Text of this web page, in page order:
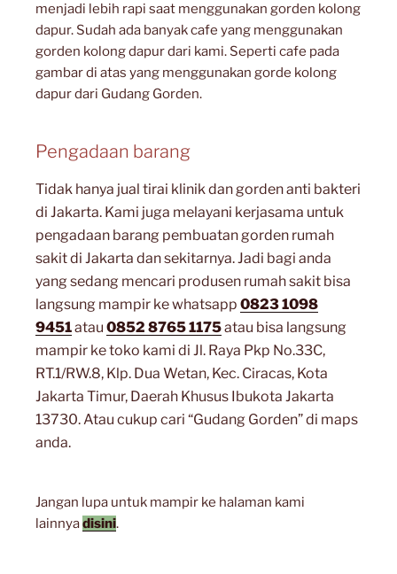
menjadi lebih rapi saat menggunakan gorden kolong
dapur. Sudah ada banyak cafe yang menggunakan
gorden kolong dapur dari kami. Seperti cafe pada
gambar di atas yang menggunakan gorde kolong
dapur dari Gudang Gorden.
Pengadaan barang
Tidak hanya jual tirai klinik dan gorden anti bakteri
di Jakarta. Kami juga melayani kerjasama untuk
pengadaan barang pembuatan gorden rumah
sakit di Jakarta dan sekitarnya. Jadi bagi anda
yang sedang mencari produsen rumah sakit bisa
langsung mampir ke whatsapp 0823 1098
9451atau 0852 8765 1175atau bisa langsung
mampir ke toko kami di Jl. Raya Pkp No.33C,
RT.1/RW.8, Klp. Dua Wetan, Kec. Ciracas, Kota
Jakarta Timur, Daerah Khusus Ibukota Jakarta
13730. Atau cukup cari “Gudang Gorden” di maps
anda.
Jangan lupa untuk mampir ke halaman kami
lainnyadisini.